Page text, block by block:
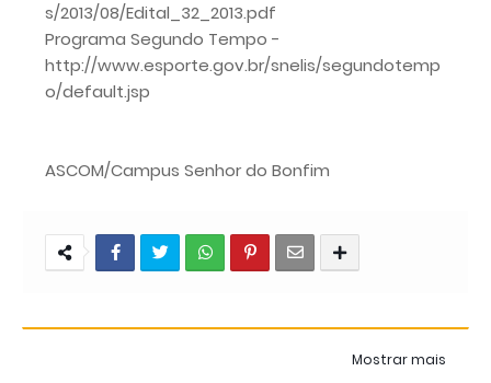
s/2013/08/Edital_32_2013.pdf
Programa Segundo Tempo -
http://www.esporte.gov.br/snelis/segundotemp
o/default.jsp
ASCOM/Campus Senhor do Bonfim
Mostrar mais